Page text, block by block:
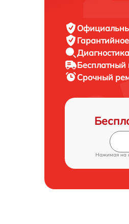
Бесплатный
Срочный
Нажимая на